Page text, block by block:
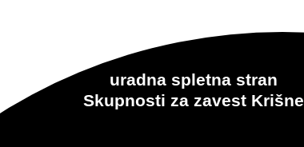
uradna spletna stran
Skupnosti za zavest Krišne